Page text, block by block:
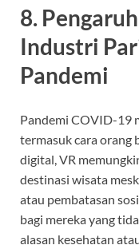
8.
Industri
Pandemi
Pandemi COVID-19
termasuk cara orang
digital, VR
destinasi wisata
atau pembatasan
bagi mereka yang
alasan kesehatan